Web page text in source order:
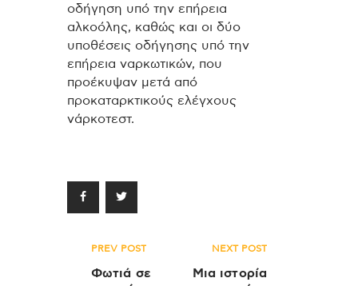
οδήγηση υπό την επήρεια
αλκοόλης, καθώς και οι δύο
υποθέσεις οδήγησης υπό την
επήρεια ναρκωτικών, που
προέκυψαν μετά από
προκαταρκτικούς ελέγχους
νάρκοτεστ.
Πλοήγηση
άρθρων
PREV POST
Φωτιά σε
NEXT POST
Μια ιστορία